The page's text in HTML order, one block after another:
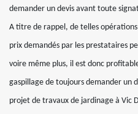
demander un devis avant toute
A titre de rappel, de telles
prix demandés par les prestataires
voire même plus, il est donc
gaspillage de toujours demander un
projet de travaux de jardinage à Vic